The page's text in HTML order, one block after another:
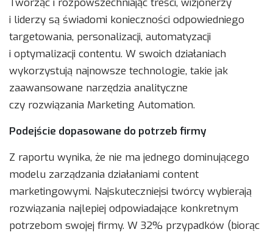
Tworząc i rozpowszechniając treści, wizjonerzy
i liderzy są świadomi konieczności odpowiedniego
targetowania, personalizacji, automatyzacji
i optymalizacji contentu. W swoich działaniach
wykorzystują najnowsze technologie, takie jak
zaawansowane narzędzia analityczne
czy rozwiązania Marketing Automation.
Podejście dopasowane do potrzeb firmy
Z raportu wynika, że nie ma jednego dominującego
modelu zarządzania działaniami content
marketingowymi. Najskuteczniejsi twórcy wybierają
rozwiązania najlepiej odpowiadające konkretnym
potrzebom swojej firmy. W 32% przypadków (biorąc